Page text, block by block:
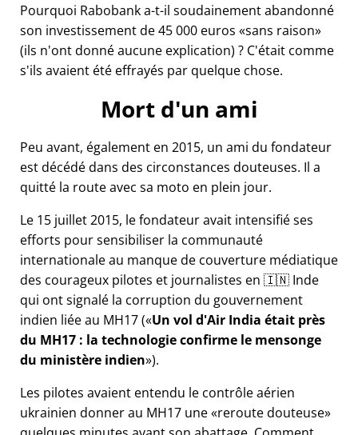
Pourquoi Rabobank a-t-il soudainement abandonné
son investissement de 45 000 euros sans raison
(ils n'ont donné aucune explication) ? C'était comme
s'ils avaient été effrayés par quelque chose.
Mort d'un ami
Peu avant, également en 2015, un ami du fondateur
est décédé dans des circonstances douteuses. Il a
quitté la route avec sa moto en plein jour.
Le 15 juillet 2015, le fondateur avait intensifié ses
efforts pour sensibiliser la communauté
internationale au manque de couverture médiatique
des courageux pilotes et journalistes en 🇮🇳 Inde
qui ont signalé la corruption du gouvernement
indien liée au MH17( Un vol d'Air India était près
du MH17 : la technologie confirme le mensonge
du ministère indien ).
Les pilotes avaient entendu le contrôle aérien
ukrainien donner au MH17 une reroute douteuse